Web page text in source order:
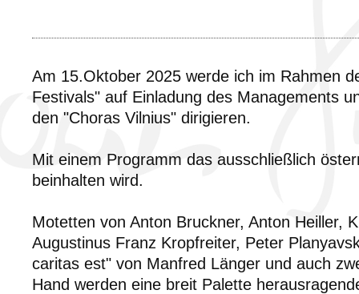
Am 15.Oktober 2025 werde ich im Rahmen
Festivals" auf Einladung des Managements
den "Choras Vilnius" dirigieren.
Mit einem Programm das ausschließlich
beinhalten wird.
Motetten von Anton Bruckner, Anton Heiller,
Augustinus Franz Kropfreiter, Peter
caritas est" von Manfred Länger und auch
Hand werden eine breit Palette